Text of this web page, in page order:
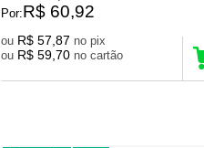
Por:R$ 60,92
ou R$ 57,87
no pix
ou R$ 59,70 no cartão